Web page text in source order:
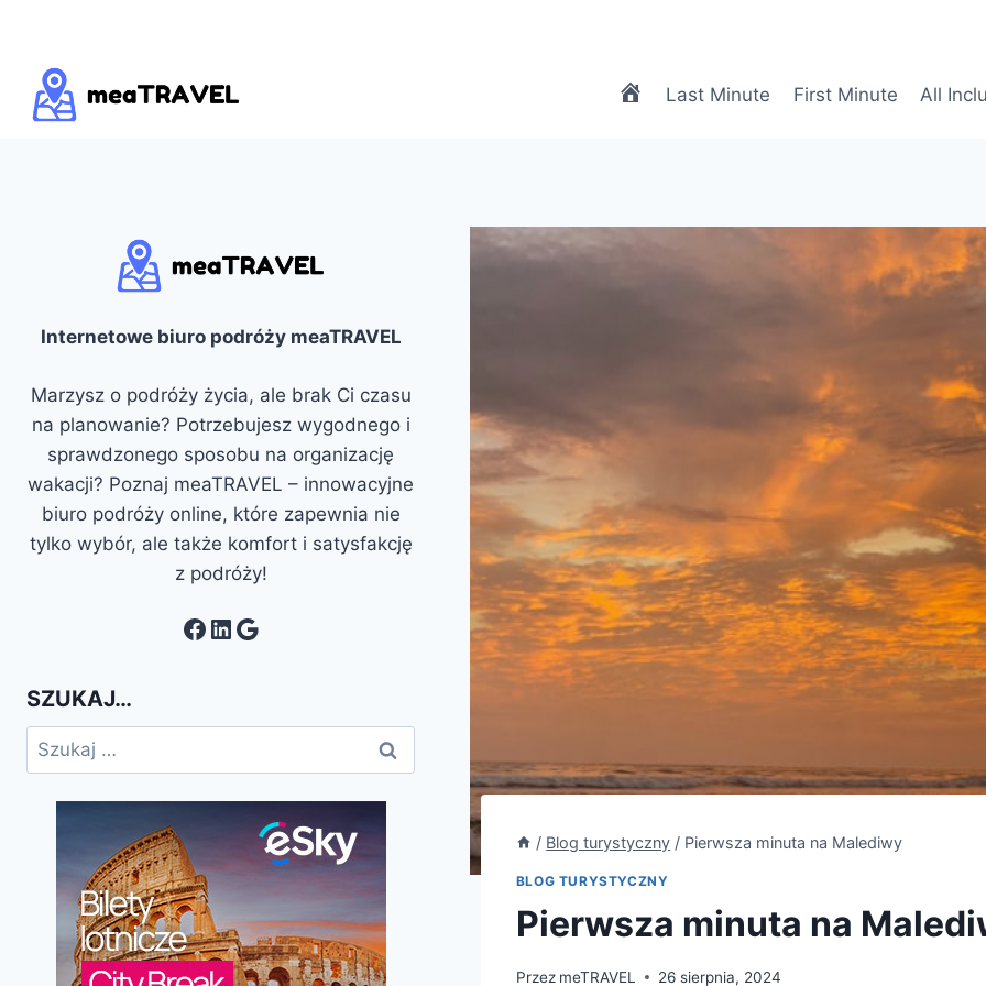
treści
meTRAVEL
Last Minute First Minute All
/ Blog turystyczny / Pierwsza minuta na Malediwy
BLOG TURYSTYCZNY
Pierwsza minuta na
Przez meTRAVEL 26 sierpnia, 2024
Internetowe biuro podróży meaTRAVEL
Marzysz o podróży życia, ale brak Ci czasu
na planowanie? Potrzebujesz wygodnego i
sprawdzonego sposobu na organizację
wakacji? Poznaj meaTRAVEL – innowacyjne
biuro podróży online, które zapewnia nie
tylko wybór, ale także komfort i satysfakcję
z podróży!
Facebook
LinkedIn
Google
SZUKAJ…
Szukaj: